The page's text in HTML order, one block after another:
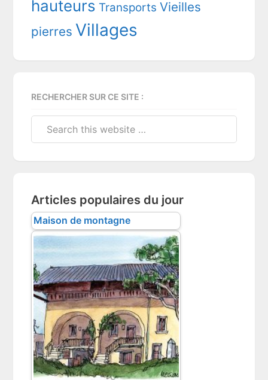
hauteurs Transports Vieilles
pierres Villages
RECHERCHER SUR CE SITE :
Articles populaires du jour
Maison de montagne